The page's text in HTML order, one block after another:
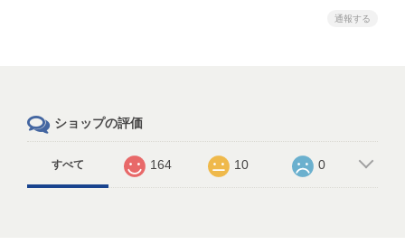
通報する
ショップの評価
すべて 164 10 0